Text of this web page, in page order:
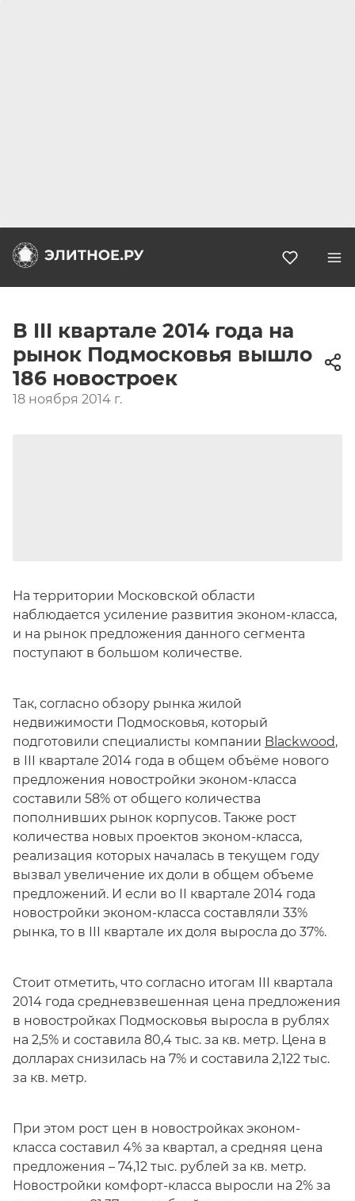
В III квартале 2014 года на
рынок Подмосковья вышло
186 новостроек
18 ноября 2014 г.
На территории Московской области
наблюдается усиление развития эконом-класса,
и на рынок предложения данного сегмента
поступают в большом количестве.
Так, согласно обзору рынка жилой
недвижимости Подмосковья, который
подготовили специалисты компании Blackwood,
в III квартале 2014 года в общем объёме нового
предложения новостройки эконом-класса
составили 58% от общего количества
пополнивших рынок корпусов. Также рост
количества новых проектов эконом-класса,
реализация которых началась в текущем году
вызвал увеличение их доли в общем объеме
предложений. И если во II квартале 2014 года
новостройки эконом-класса составляли 33%
рынка, то в III квартале их доля выросла до 37%.
Стоит отметить, что согласно итогам III квартала
2014 года средневзвешенная цена предложения
в новостройках Подмосковья выросла в рублях
на 2,5% и составила 80,4 тыс. за кв. метр. Цена в
долларах снизилась на 7% и составила 2,122 тыс.
за кв. метр.
При этом рост цен в новостройках эконом-
класса составил 4% за квартал, а средняя цена
предложения – 74,12 тыс. рублей за кв. метр.
Новостройки комфорт-класса выросли на 2% за